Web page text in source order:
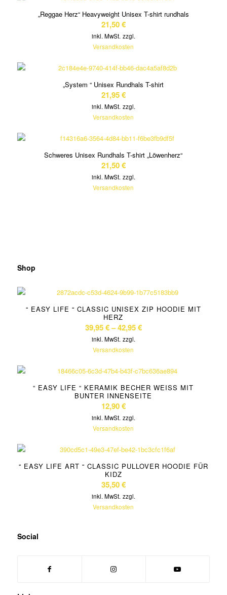
„Reggae Herz“ Heavyweight Unisex T-shirt rundhals
21,50€
inkl. MwSt. zzgl.
Versandkosten
„System “ Unisex Rundhals T-shirt
21,95€
inkl. MwSt. zzgl.
Versandkosten
Schweres Unisex Rundhals T-shirt „Löwenherz“
21,50€
inkl. MwSt. zzgl.
Versandkosten
Shop
“ EASY LIFE “ CLASSIC UNISEX ZIP HOODIE MIT
HERZ
39,95€–42,95€
inkl. MwSt. zzgl.
Versandkosten
“ EASY LIFE “ KERAMIK BECHER WEISS MIT B
UNTER INNENSEITE
12,90€
inkl. MwSt. zzgl.
Versandkosten
“ EASY LIFE ART “ CLASSIC PULLOVER HOODIE FÜR
KIDZ
35,50€
inkl. MwSt. zzgl.
Versandkosten
Social